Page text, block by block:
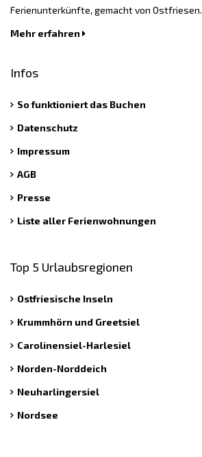
Ferienunterkünfte, gemacht von Ostfriesen.
Mehr erfahren
Infos
So funktioniert das Buchen
Datenschutz
Impressum
AGB
Presse
Liste aller Ferienwohnungen
Top 5 Urlaubsregionen
Ostfriesische Inseln
Krummhörn und Greetsiel
Carolinensiel-Harlesiel
Norden-Norddeich
Neuharlingersiel
Nordsee